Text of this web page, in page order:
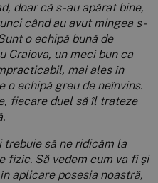
doar că s-au apărat bine,
când au avut mingea s-
o echipă bună de
Craiova, un meci bun ca
mai ales în
o echipă greu de neînvins.
fiecare duel să îl trateze
să ne ridicăm la
fizic. Să vedem cum va fi și
aplicare posesia noastră,